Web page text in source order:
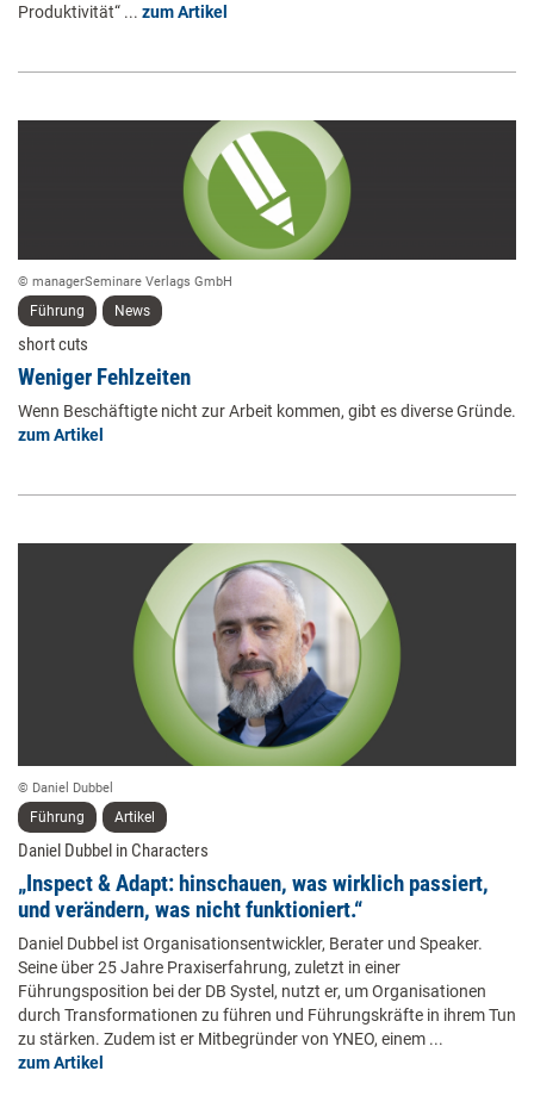
Produktivität“ ... zum Artikel
© managerSeminare Verlags GmbH
Führung News
short cuts
Weniger Fehlzeiten
Wenn Beschäftigte nicht zur Arbeit kommen, gibt es diverse Gründe.
zum Artikel
© Daniel Dubbel
Führung Artikel
Daniel Dubbel in Characters
„Inspect & Adapt: hinschauen, was wirklich passiert,
und verändern, was nicht funktioniert.“
Daniel Dubbel ist Organisationsentwickler, Berater und Speaker.
Seine über 25 Jahre Praxiserfahrung, zuletzt in einer
Führungsposition bei der DB Systel, nutzt er, um Organisationen
durch Transformationen zu führen und Führungskräfte in ihrem Tun
zu stärken. Zudem ist er Mitbegründer von YNEO, einem ...
zum Artikel